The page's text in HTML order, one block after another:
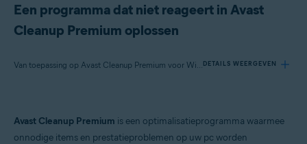
Een programma dat niet reageert in Avast
Cleanup Premium oplossen
Van toepassing op Avast Cleanup Premium voor WindowsDETAILS WEERGEVEN
Producten:
Avast Cleanup Premium 24.x voor Windows
Avast Cleanup Premium is een optimalisatieprogramma waarmee
onnodige items en prestatieproblemen op uw pc worden